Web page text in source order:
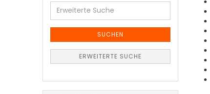
Erweiterte
Suche
SUCHEN
ERWEITERTE SUCHE